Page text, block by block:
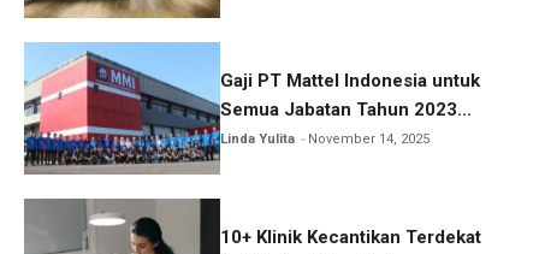
Gaji PT Mattel Indonesia untuk
Semua Jabatan Tahun 2023
Lengkap!
Linda Yulita November 14, 2025
10+ Klinik Kecantikan Terdekat